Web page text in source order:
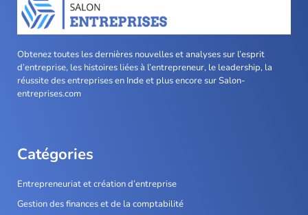
Obtenez toutes les dernières nouvelles et analyses sur l’esprit
d’entreprise, les histoires liées à l’entrepreneur, le leadership, la
réussite des entreprises en Inde et plus encore sur Salon-
entreprises.com
Catégories
Entrepreneuriat et création d’entreprise
Gestion des finances et de la comptabilité